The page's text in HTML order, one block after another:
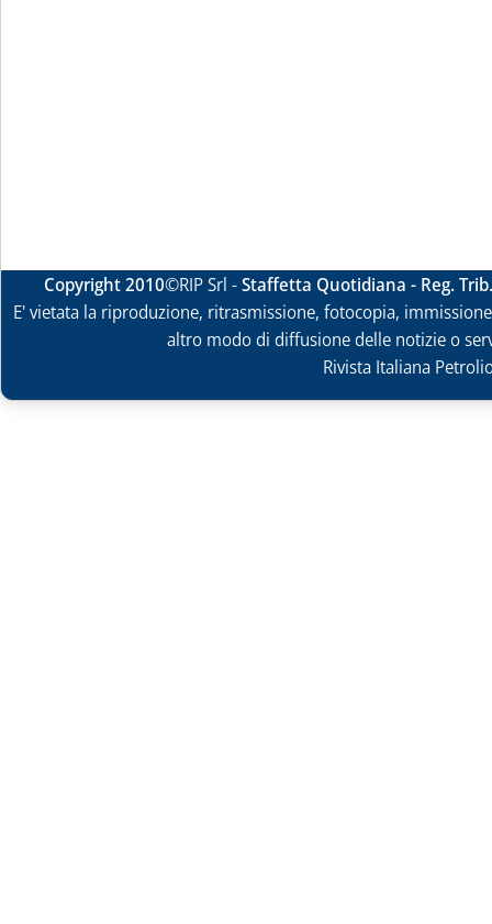
Copyright 2010©RIP Srl -Staffetta Quotidiana - Reg.
E' vietata la riproduzione, ritrasmissione, fotocopia,
altro modo di diffusione delle notizie o
Rivista Italiana